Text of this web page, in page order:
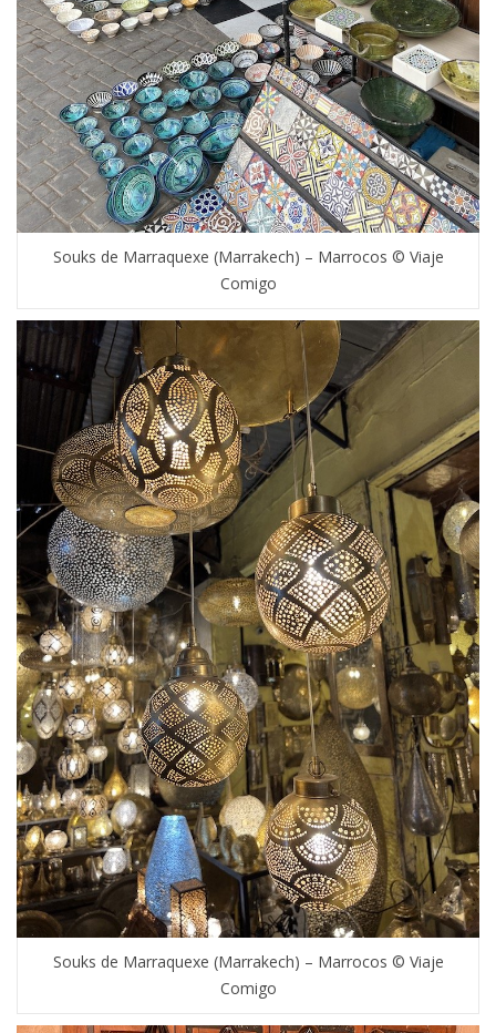
Souks de Marraquexe (Marrakech) – Marrocos © Viaje
Comigo
Souks de Marraquexe (Marrakech) – Marrocos © Viaje
Comigo